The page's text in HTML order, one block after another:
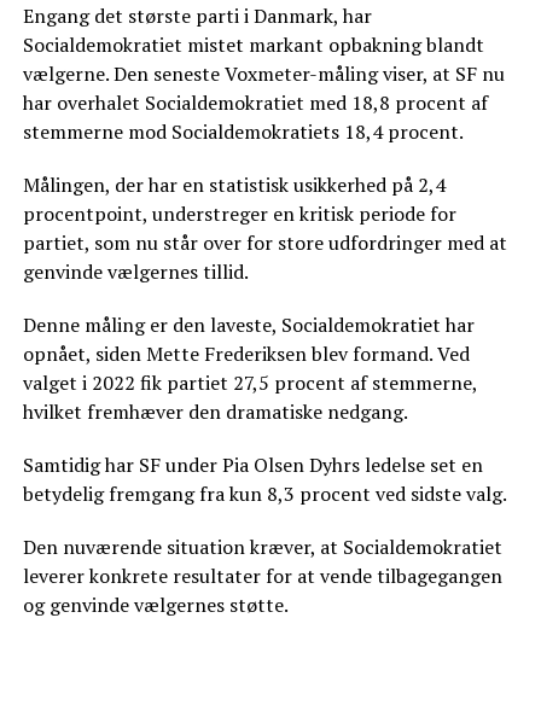
Engang det største parti i Danmark, har
Socialdemokratiet mistet markant opbakning blandt
vælgerne. Den seneste Voxmeter-måling viser, at SF nu
har overhalet Socialdemokratiet med 18,8 procent af
stemmerne mod Socialdemokratiets 18,4 procent.
Målingen, der har en statistisk usikkerhed på 2,4
procentpoint, understreger en kritisk periode for
partiet, som nu står over for store udfordringer med at
genvinde vælgernes tillid.
Denne måling er den laveste, Socialdemokratiet har
opnået, siden Mette Frederiksen blev formand. Ved
valget i 2022 fik partiet 27,5 procent af stemmerne,
hvilket fremhæver den dramatiske nedgang.
Samtidig har SF under Pia Olsen Dyhrs ledelse set en
betydelig fremgang fra kun 8,3 procent ved sidste valg.
Den nuværende situation kræver, at Socialdemokratiet
leverer konkrete resultater for at vende tilbagegangen
og genvinde vælgernes støtte.